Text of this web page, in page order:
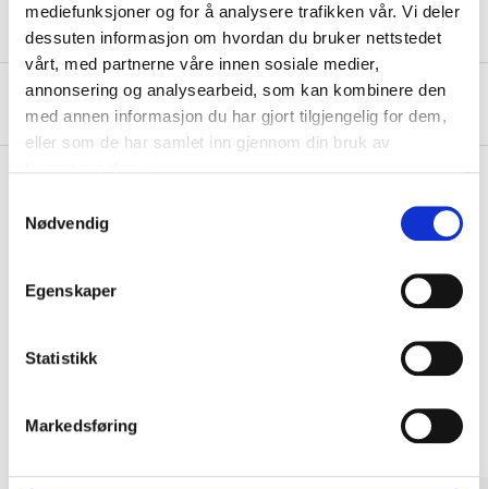
mediefunksjoner og for å analysere trafikken vår. Vi deler
dessuten informasjon om hvordan du bruker nettstedet
vårt, med partnerne våre innen sosiale medier,
annonsering og analysearbeid, som kan kombinere den
med annen informasjon du har gjort tilgjengelig for dem,
eller som de har samlet inn gjennom din bruk av
Nødvendig
Egenskaper
Statistikk
Markedsføring
About the manufacturer